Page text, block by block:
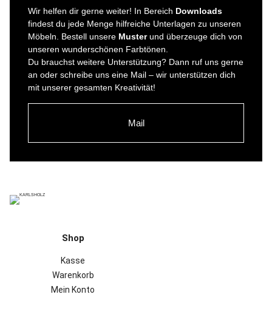
Wir helfen dir gerne weiter! In Bereich Downloads
findest du jede Menge hilfreiche Unterlagen zu unseren
Möbeln. Bestell unsere Musterund überzeuge dich von
unseren wunderschönen Farbtönen.
Du brauchst weitere Unterstützung? Dann ruf uns gerne
an oder schreibe uns eine Mail – wir unterstützen dich
mit unserer gesamten Kreativität!
Mail
Shop
Kasse
Warenkorb
Mein Konto